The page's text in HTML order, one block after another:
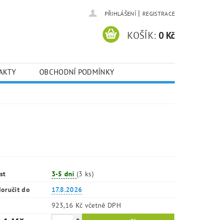
PŘIHLÁŠENÍ | REGISTRACE
KOŠÍK: 0 Kč
OBCHODNÍ PODMÍNKY
3-5 dní(3 ks)
do
17.8.2026
923,16 Kč včetně DPH